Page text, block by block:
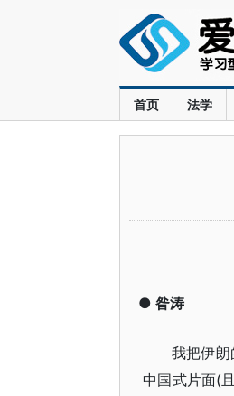
首页 法学
● 昝涛
我把伊
中国式片面(